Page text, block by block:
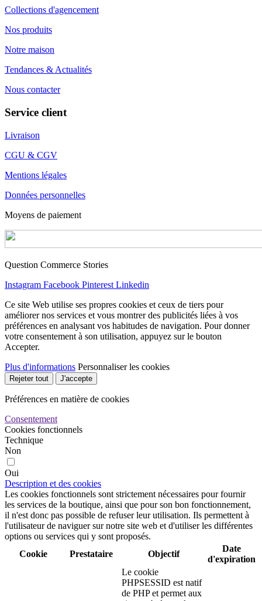
Collections d'agencement
Nos produits
Notre maison
Tendances & Actualités
Nous contacter
Service client
Livraison
CGU & CGV
Mentions légales
Données personnelles
Moyens de paiement
Question Commerce Stories
Instagram Facebook Pinterest Linkedin
Ce site Web utilise ses propres cookies et ceux de tiers pour
améliorer nos services et vous montrer des publicités liées à vos
préférences en analysant vos habitudes de navigation. Pour donner
votre consentement à son utilisation, appuyez sur le bouton
Accepter.
Plus d'informations Personnaliser les cookies
Rejeter tout J'accepte
Préférences en matière de cookies
Consentement
Cookies fonctionnels
Technique
Non
Oui
Description et des cookies
Les cookies fonctionnels sont strictement nécessaires pour fournir
les services de la boutique, ainsi que pour son bon fonctionnement,
il n'est donc pas possible de refuser leur utilisation. Ils permettent à
l'utilisateur de naviguer sur notre site web et d'utiliser les différentes
options ou services qui y sont proposés.
Cookie
Prestataire Objectif
Date
d'expiration
Le cookie
PHPSESSID est natif
de PHP et permet aux